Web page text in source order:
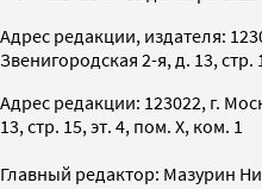
Адрес редакции, издателя:
Звенигородская 2-я, д. 13, стр.
Адрес редакции: 123022, г.
13, стр. 15, эт. 4, пом. X, ком. 1
Главный редактор: Мазурин